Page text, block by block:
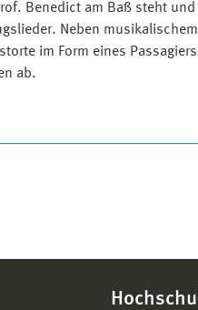
Benedict am Baß steht
Neben
im Form eines
ab.